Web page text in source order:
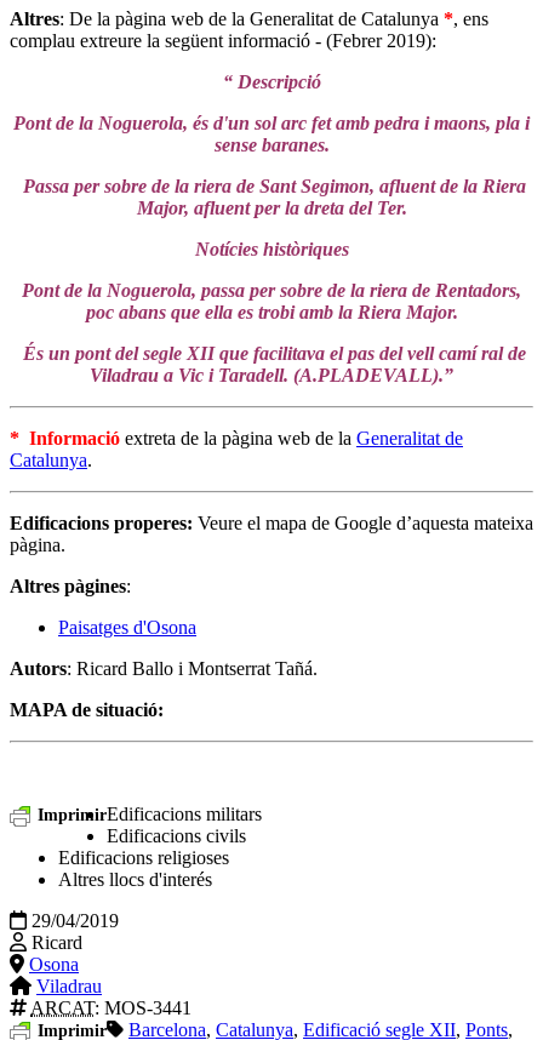
Altres: De la pàgina web de la Generalitat de Catalunya *, ens
complau extreure la següent informació - (Febrer 2019):
“ Descripció
Pont de la Noguerola, és d'un sol arc fet amb pedra i maons, pla i
sense baranes.
Passa per sobre de la riera de Sant Segimon, afluent de la Riera
Major, afluent per la dreta del Ter.
Notícies històriques
Pont de la Noguerola, passa per sobre de la riera de Rentadors,
poc abans que ella es trobi amb la Riera Major.
És un pont del segle XII que facilitava el pas del vell camí ral de
Viladrau a Vic i Taradell. (A.PLADEVALL).”
* Informació extreta de la pàgina web de la Generalitat de
Catalunya.
Edificacions properes: Veure el mapa de Google d’aquesta mateixa
pàgina.
Altres pàgines:
Paisatges d'Osona
Autors: Ricard Ballo i Montserrat Tañá.
MAPA de situació:
ImprimirEdificacions militars
Edificacions civils
Edificacions religioses
Altres llocs d'interés
29/04/2019
Ricard
Osona
Viladrau
ARCAT: MOS-3441
Imprimir Barcelona, Catalunya, Edificació segle XII, Ponts,